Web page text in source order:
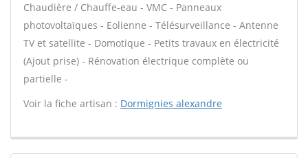
Chaudière / Chauffe-eau - VMC - Panneaux
photovoltaïques - Eolienne - Télésurveillance - Antenne
TV et satellite - Domotique - Petits travaux en électricité
(Ajout prise) - Rénovation électrique complète ou
partielle -
Voir la fiche artisan : Dormignies alexandre